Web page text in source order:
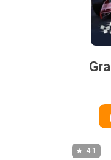
4.1